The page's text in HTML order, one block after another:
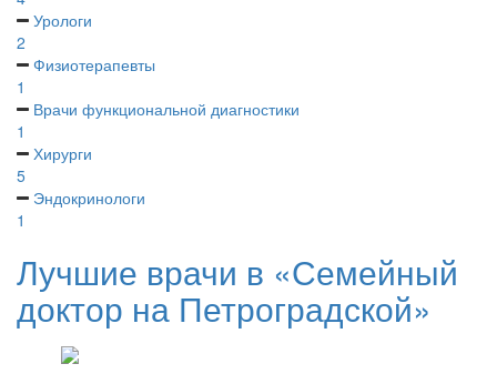
Урологи
2
Физиотерапевты
1
Врачи функциональной диагностики
1
Хирурги
5
Эндокринологи
1
Лучшие врачи в «Семейный
доктор на Петроградской»